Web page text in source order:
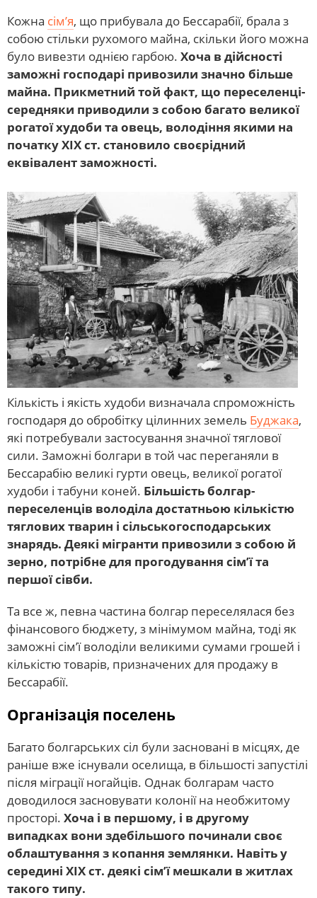
Кожна сім’я, що прибувала до Бессарабії, брала з
собою стільки рухомого майна, скільки його можна
було вивезти однією гарбою. Хоча в дійсності
заможні господарі привозили значно більше
майна. Прикметний той факт, що переселенці-
середняки приводили з собою багато великої
рогатої худоби та овець, володіння якими на
початку XIX ст. становило своєрідний
еквівалент заможності.
Кількість і якість худоби визначала спроможність
господаря до обробітку цілинних земель Буджака,
які потребували застосування значної тяглової
сили. Заможні болгари в той час переганяли в
Бессарабію великі гурти овець, великої рогатої
худоби і табуни коней. Більшість болгар-
переселенців володіла достатньою кількістю
тяглових тварин і сільськогосподарських
знарядь. Деякі мігранти привозили з собою й
зерно, потрібне для прогодування сім’ї та
першої сівби.
Та все ж, певна частина болгар переселялася без
фінансового бюджету, з мінімумом майна, тоді як
заможні сім’ї володіли великими сумами грошей і
кількістю товарів, призначених для продажу в
Бессарабії.
Організація поселень
Багато болгарських сіл були засновані в місцях, де
раніше вже існували оселища, в більшості запустілі
після міграції ногайців. Однак болгарам часто
доводилося засновувати колонії на необжитому
просторі. Хоча і в першому, і в другому
випадках вони здебільшого починали своє
облаштування з копання землянки. Навіть у
середині XIX ст. деякі сім’ї мешкали в житлах
такого типу.